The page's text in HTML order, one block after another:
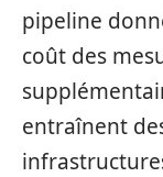
pipeline
coût des
entraînent